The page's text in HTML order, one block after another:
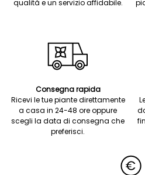
qualità e un servizio affidabile.
Consegna rapida
Ricevi le tue piante direttamente
a casa in 24-48 ore oppure
scegli la data di consegna che
preferisci.